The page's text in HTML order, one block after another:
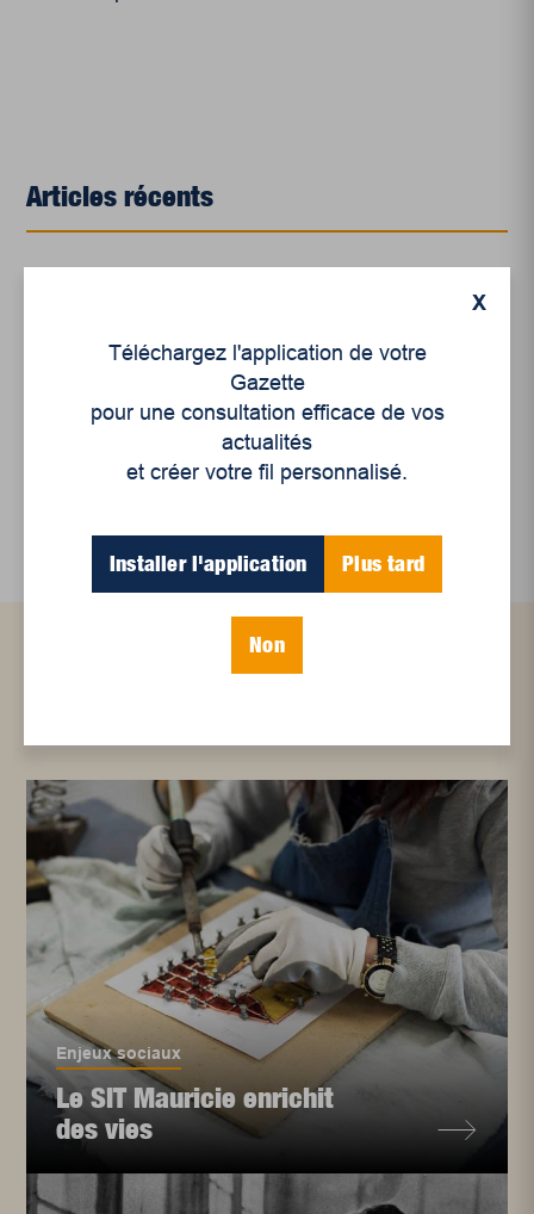
Articles récents
Juillet 2026
Le sport professionnel féminin : en mouvement,
en croissance
Et les politiques peinent à suivre
Articles connexes
Enjeux sociaux
Le SIT Mauricie enrichit
des vies
X
Téléchargez l'application de votre
Gazette
pour une consultation efficace de vos
actualités
et créer votre fil personnalisé.
Installer l'application Plus tard
Non